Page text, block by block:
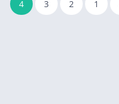
1
2
3
4